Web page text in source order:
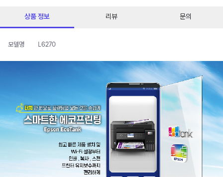
상품 정보 리뷰 문의
모델명 L6270